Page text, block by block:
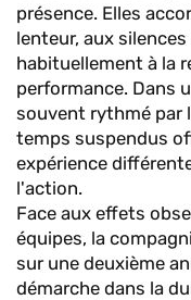
présence. Elles
lenteur, aux
habituellement à la
performance. Dans
souvent rythmé par
temps suspendus
expérience
l'action.
Face aux effets
équipes, la
sur une deuxième
démarche dans la